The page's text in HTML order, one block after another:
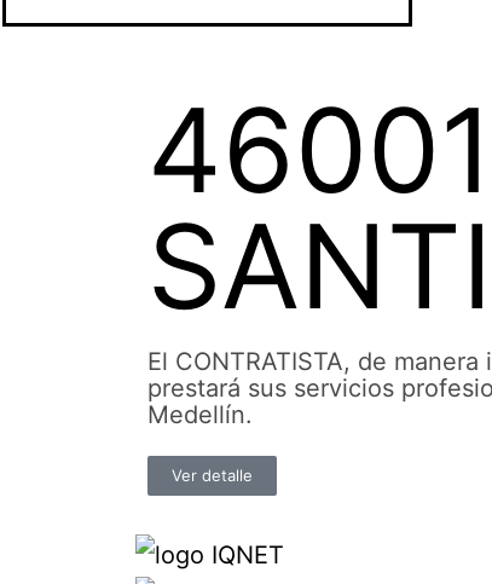
El CONTRATISTA, de
prestará sus servicios
Medellín.
Ver detalle